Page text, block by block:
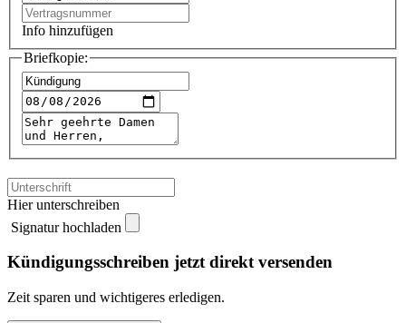
Info hinzufügen
Briefkopie:
Hier unterschreiben
Signatur hochladen
Kündigungsschreiben jetzt direkt versenden
Zeit sparen und wichtigeres erledigen.